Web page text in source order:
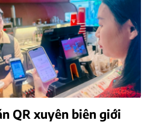
QR xuyên biên giới